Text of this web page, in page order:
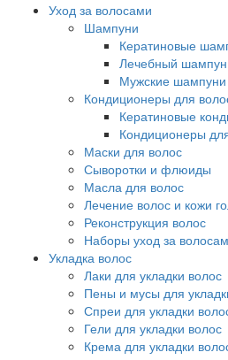
Уход за волосами
Шампуни
Кератиновые
Лечебный
Мужские шампуни
Кондиционеры для
Кератиновые
Кондиционеры
Маски для волос
Сыворотки и флюиды
Масла для волос
Лечение волос и кожи
Реконструкция волос
Наборы уход за
Укладка волос
Лаки для укладки волос
Пены и мусы для
Спреи для укладки
Гели для укладки волос
Крема для укладки